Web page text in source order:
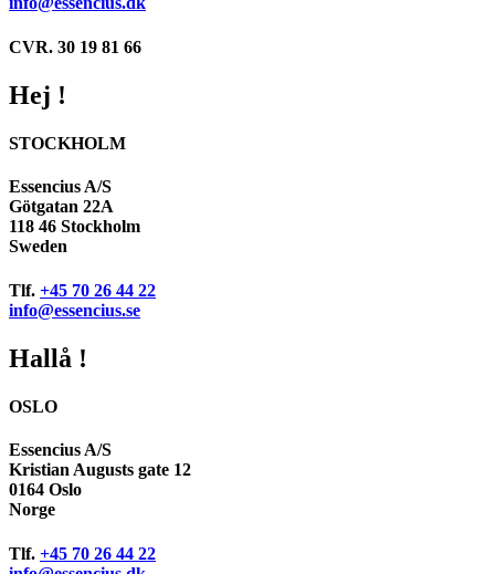
CVR. 30 19 81 66
Hej !
STOCKHOLM
Essencius A/S
Götgatan 22A
118 46 Stockholm
Sweden
Tlf. +45 70 26 44 22
info@essencius.se
Hallå !
OSLO
Essencius A/S
Kristian Augusts gate 12
0164 Oslo
Norge
Tlf. +45 70 26 44 22